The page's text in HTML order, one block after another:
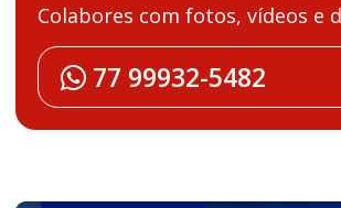
Colabores com fotos, vídeos e
77 99932-5482